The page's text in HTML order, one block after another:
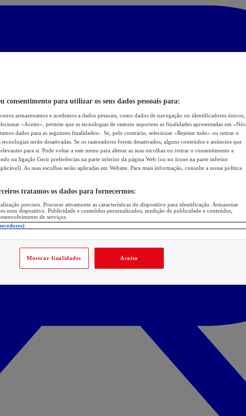
consentimento para utilizar os seus dados pessoais para:
armazenamos e acedemos a dados pessoais, como dados de navegação ou identificadores únicos,
«Aceito», permite que as tecnologias de rastreio suportem as finalidades apresentadas em «Nós
dados para as seguintes finalidades». Se, pelo contrário, selecionar «Rejeitar tudo» ou retirar o
tecnologias serão desativadas. Se os rastreadores forem desativados, alguns conteúdos e anúncios que
para si. Pode voltar a este menu para alterar as suas escolhas ou retirar o consentimento a
na ligação Gerir preferências na parte inferior da página Web (ou no ícone na parte inferior
As suas escolhas serão aplicadas em Website. Para mais informação, consulte a nossa política
tratamos os dados para fornecermos:
precisos. Procurar ativamente as características do dispositivo para identificação. Armazenar
num dispositivo. Publicidade e conteúdos personalizados, medição de publicidade e conteúdos,
de serviços.
Mostrar finalidades Aceito